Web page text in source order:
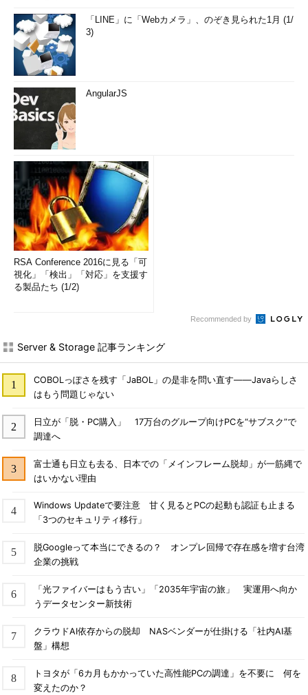
「LINE」に「Webカメラ」、のぞき見られた1月 (1/
3)
AngularJS
RSA Conference 2016に見る「可
視化」「検出」「対応」を支援す
る製品たち (1/2)
Recommended by
Server & Storage 記事ランキング
COBOLっぽさを残す「JaBOL」の是非を問い直す――Javaらしさ
はもう問題じゃない
日立が「脱・PC購入」 17万台のグループ向けPCを“サブスク”で
調達へ
富士通も日立も去る、日本での「メインフレーム脱却」が一筋縄で
はいかない理由
Windows Updateで要注意 甘く見るとPCの起動も認証も止まる
「3つのセキュリティ移行」
脱Googleって本当にできるの？ オンプレ回帰で存在感を増す台湾
企業の挑戦
「光ファイバーはもう古い」「2035年宇宙の旅」 実運用へ向か
うデータセンター新技術
クラウドAI依存からの脱却 NASベンダーが仕掛ける「社内AI基
盤」構想
トヨタが「6カ月もかかっていた高性能PCの調達」を不要に 何を
変えたのか？